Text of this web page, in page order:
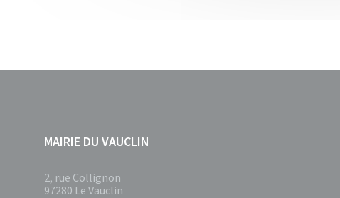
MAIRIE DU VAUCLIN
2, rue Collignon
97280 Le Vauclin